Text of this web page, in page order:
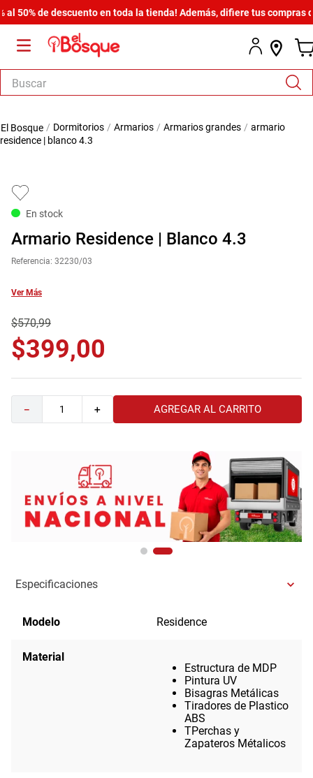
de descuento en toda la tienda! Además, difiere tus compras
Buscar
dormitorios armarios armarios grandes
armario
residence | blanco 4.3
En stock
Armario Residence | Blanco 4.3
Referencia: 32230/03
Ver Más
$570,99
$399,00
＋
－ AGREGAR AL CARRITO
Especificaciones
Modelo Residence
Material
Estructura de MDP
Pintura UV
Bisagras Metálicas
Tiradores de Plastico
ABS
TPerchas y
Zapateros Métalicos
1.
salas
.
zapatera
9.
havana master
10. camas